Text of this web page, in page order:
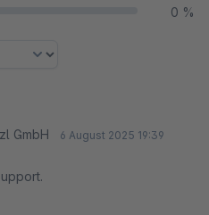
0 %
GmbH 6 August 2025 19:39